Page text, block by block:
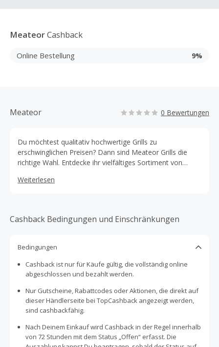
MeateorCashback
Online Bestellung 9%
Meateor 0 Bewertungen
Du möchtest qualitativ hochwertige Grills zu
erschwinglichen Preisen? Dann sind Meateor Grills die
richtige Wahl. Entdecke ihr vielfältiges Sortiment von
und vielem mehr auf ihrer Website – und erhalte das
Weiterlesen
Cashback Bedingungen und Einschränkungen
Bedingungen
Cashback ist nur für Käufe gültig, die vollständig online
abgeschlossen und bezahlt werden.
Nur Gutscheine, Rabattcodes oder Aktionen, die direkt auf
dieser Händlerseite bei TopCashback angezeigt werden,
sind cashbackfähig.
Nach Deinem Einkauf wird Cashback in der Regel innerhalb
von 72 Stunden mit dem Status „Offen“ erfasst. Die